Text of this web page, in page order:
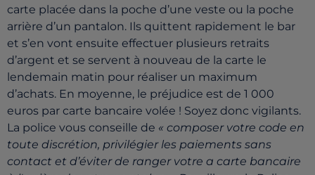
carte placée dans la poche d’une veste ou la poche
arrière d’un pantalon. Ils quittent rapidement le bar
et s’en vont ensuite effectuer plusieurs retraits
d’argent et se servent à nouveau de la carte le
lendemain matin pour réaliser un maximum
d’achats. En moyenne, le préjudice est de 1 000
euros par carte bancaire volée ! Soyez donc vigilants.
La police vous conseille de « composer votre code en
toute discrétion, privilégier les paiements sans
contact et d’éviter de ranger votre a carte bancaire